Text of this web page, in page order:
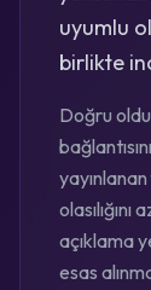
uyumlu
birlikte
Doğru
açıklama
esas